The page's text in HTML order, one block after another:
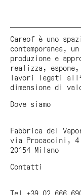
Careof è uno
contemporanea,
produzione e
realizza, espone,
lavori legati
dimensione di
Dove siamo
Fabbrica del
via Procaccini, 4
20154 Milano
Contatti